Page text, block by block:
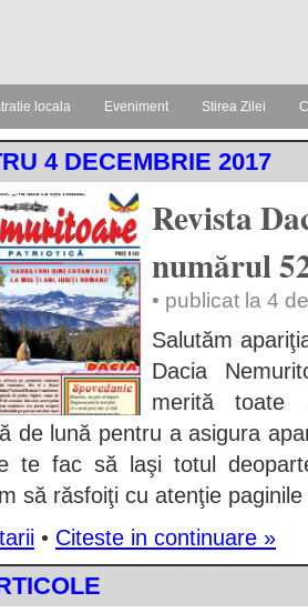
locala Eveniment Stirea Zilei
4 DECEMBRIE 2017
Revista
numărul
• publicat la 4
Salutăm
Dacia
merită toate
de lună pentru a asigura
te fac să laşi totul
să răsfoiţi cu atenţie
• Citeste in continuare »